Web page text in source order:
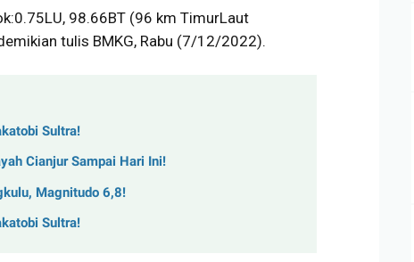
98.66BT (96 km TimurLaut
tulis BMKG, Rabu (7/12/2022).
Sultra!
Cianjur Sampai Hari Ini!
Magnitudo 6,8!
Sultra!